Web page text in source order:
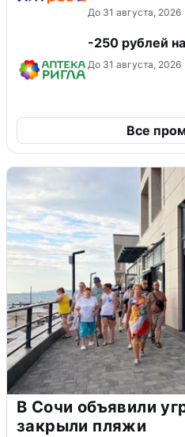
До 31 августа, 2026
-250 рублей
До 31 августа, 2026
Все
В Сочи объявили
закрыли пляжи